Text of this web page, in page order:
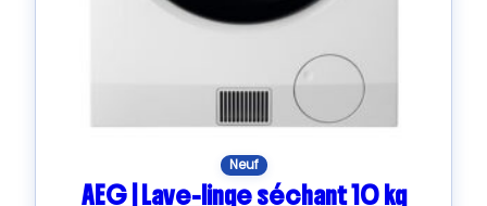
Neuf
AEG | Lave-linge séchant 10 kg